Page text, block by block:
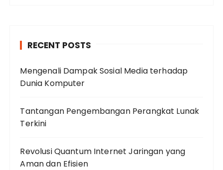
RECENT POSTS
Mengenali Dampak Sosial Media terhadap
Dunia Komputer
Tantangan Pengembangan Perangkat Lunak
Terkini
Revolusi Quantum Internet Jaringan yang
Aman dan Efisien